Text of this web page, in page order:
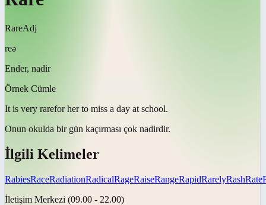
RareAdj
reə
Ender, nadir
Örnek Cümle
It is very rarefor her to miss a day at school.
Onun okulda bir gün kaçırması çok nadirdir.
İlgili Kelimeler
RabiesRaceRadiationRadicalRageRaiseRangeRapidRarelyRashRate
İletişim Merkezi (09.00 - 22.00)